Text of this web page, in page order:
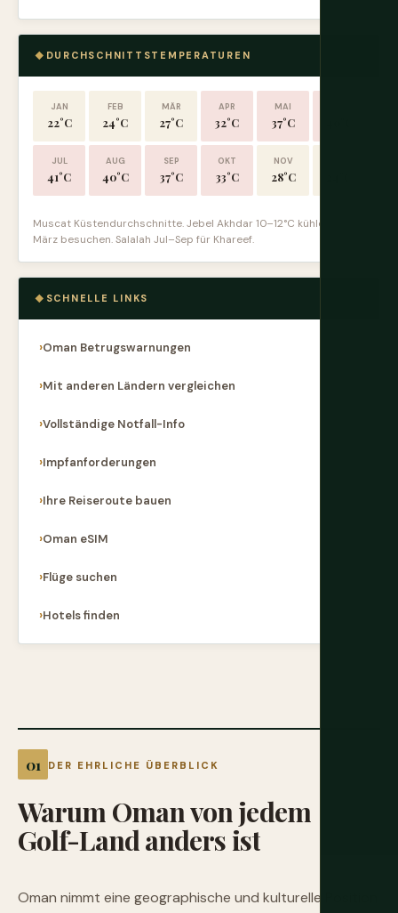
DER EHRLICHE ÜBERBLICK
Warum Omanvonjedem
Golf-Landandersist
Oman nimmt eine geographische und kulturelle Position
DURCHSCHNITTSTEMPERATUREN
JAN
22°C
FEB
24°C
MÄR
27°C
APR
32°C
MAI
37°C
JUL
41°C
AUG
40°C
SEP
37°C
OKT
33°C
NOV
28°C
Muscat Küstendurchschnitte. Jebel Akhdar 10–12°C kühler. Okt–
März besuchen. Salalah Jul–Sep für Khareef.
SCHNELLE LINKS
Oman Betrugswarnungen
Mit anderen Ländern vergleichen
Vollständige Notfall-Info
Impfanforderungen
Ihre Reiseroute bauen
Oman eSIM
Flüge suchen
Hotels finden